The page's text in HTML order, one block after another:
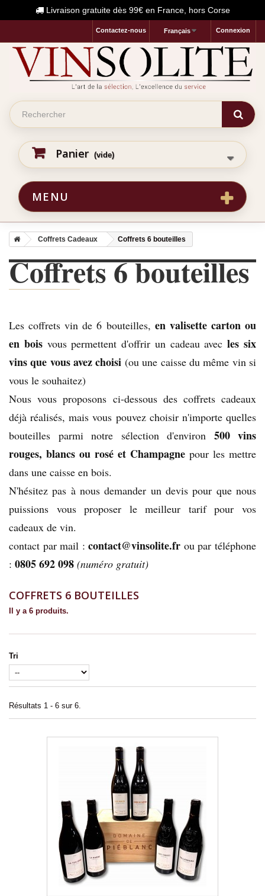
Livraison gratuite dès 99€ en France, hors Corse
Connexion
Français
Contactez-nous
Panier (vide)
MENU
Coffrets Cadeaux Coffrets 6 bouteilles
Coffrets 6 bouteilles
Les coffrets vin de 6 bouteilles, en valisette carton ou
en boisvous permettent d'offrir un cadeau avec les six
vins que vous avez choisi (ou une caisse du même vin si
vous le souhaitez)
Nous vous proposons ci-dessous des coffrets cadeaux
déjà réalisés, mais vous pouvez choisir n'importe quelles
bouteilles parmi notre sélection d'environ 500 vins
rouges, blancs ou rosé et Champagne pour les mettre
dans une caisse en bois.
N'hésitez pas à nous demander un devis pour que nous
puissions vous proposer le meilleur tarif pour vos
cadeaux de vin.
contact par mail : contact@vinsolite.fr ou par téléphone
: 0805 692 098 (numéro gratuit)
COFFRETS 6 BOUTEILLES
Il y a 6 produits.
Tri
Résultats 1 - 6 sur 6.